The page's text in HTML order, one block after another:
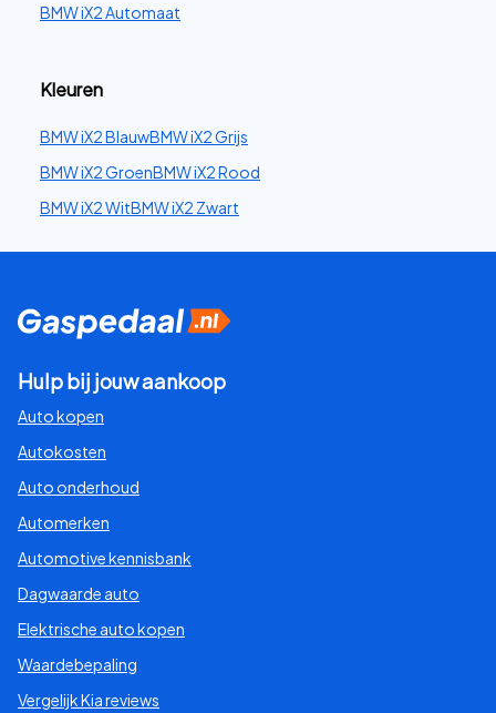
BMW iX2 Automaat
Kleuren
BMW iX2 BlauwBMW iX2 Grijs
BMW iX2 GroenBMW iX2 Rood
BMW iX2 WitBMW iX2 Zwart
Hulp bij jouw aankoop
Auto kopen
Autokosten
Auto onderhoud
Automerken
Automotive kennisbank
Dagwaarde auto
Elektrische auto kopen
Waardebepaling
Vergelijk Kia reviews